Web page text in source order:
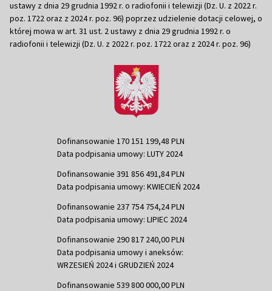
ustawy z dnia 29 grudnia 1992 r. o radiofonii i telewizji (Dz. U. z 2022 r.
poz. 1722 oraz z 2024 r. poz. 96) poprzez udzielenie dotacji celowej, o
której mowa w art. 31 ust. 2 ustawy z dnia 29 grudnia 1992 r. o
radiofonii i telewizji (Dz. U. z 2022 r. poz. 1722 oraz z 2024 r. poz. 96)
Dofinansowanie 170 151 199,48 PLN
Data podpisania umowy: LUTY 2024
Dofinansowanie 391 856 491,84 PLN
Data podpisania umowy: KWIECIEŃ 2024
Dofinansowanie 237 754 754,24 PLN
Data podpisania umowy: LIPIEC 2024
Dofinansowanie 290 817 240,00 PLN
Data podpisania umowy i aneksów:
WRZESIEŃ 2024 i GRUDZIEŃ 2024
Dofinansowanie 539 800 000,00 PLN